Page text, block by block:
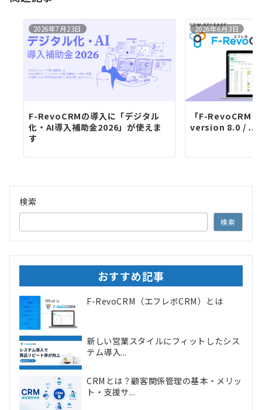
2026年7月23日
F-RevoCRMの導入に「デジタル
化・AI導入補助金2026」が使えま
す
2026年6月3日
「F-RevoCRM
version 8.0 / ...
検索
検索
おすすめ記事
F-RevoCRM（エフレボCRM）とは
新しい営業スタイルにフィットしたシス
テム導入...
CRMとは？顧客関係管理の基本・メリッ
ト・支援サ...